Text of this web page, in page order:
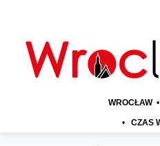
WROCŁAW •
• CZAS